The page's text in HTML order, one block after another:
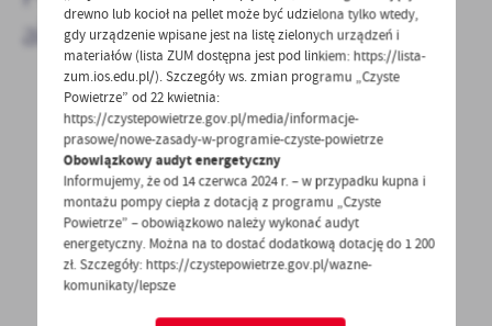
aktualności
12 - 11 - 2020
Przetarg ustny nieograniczony na sprzedaż
działki niezabudowanej nr 61, obręb Nowe
Kurowo
Niezabudowana działka gruntu położona
w Nowym Kurowie, gmina Stare Kurowo.
Nieruchomość położona...
drewno lub kocioł na pellet może być udzielona tylko wtedy,
gdy urządzenie wpisane jest na listę zielonych urządzeń i
materiałów (lista ZUM dostępna jest pod linkiem: https://lista-
zum.ios.edu.pl/). Szczegóły ws. zmian programu „Czyste
Powietrze” od 22 kwietnia:
https://czystepowietrze.gov.pl/media/informacje-
prasowe/nowe-zasady-w-programie-czyste-powietrze
Obowiązkowy audyt energetyczny
Informujemy, że od 14 czerwca 2024 r. – w przypadku kupna i
montażu pompy ciepła z dotacją z programu „Czyste
Powietrze” – obowiązkowo należy wykonać audyt
energetyczny. Można na to dostać dodatkową dotację do 1 200
zł. Szczegóły: https://czystepowietrze.gov.pl/wazne-
komunikaty/lepsze